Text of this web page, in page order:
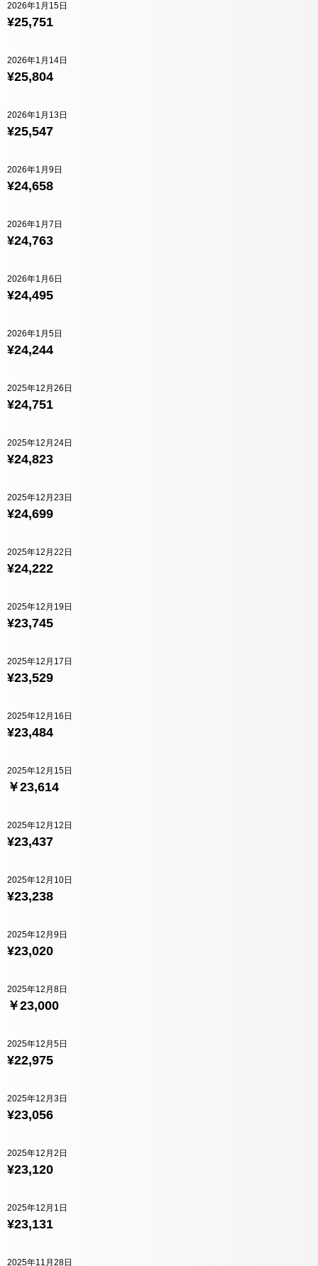
¥25,751
2026年1月15日
¥25,804
2026年1月14日
¥25,547
2026年1月13日
¥24,658
2026年1月9日
¥24,763
2026年1月7日
¥24,495
2026年1月6日
¥24,244
2026年1月5日
¥24,751
2025年12月26日
¥24,823
2025年12月24日
¥24,699
2025年12月23日
¥24,222
2025年12月22日
¥23,745
2025年12月19日
¥23,529
2025年12月17日
¥23,484
2025年12月16日
￥23,614
2025年12月15日
¥23,437
2025年12月12日
¥23,238
2025年12月10日
¥23,020
2025年12月9日
￥23,000
2025年12月8日
¥22,975
2025年12月5日
¥23,056
2025年12月3日
¥23,120
2025年12月2日
¥23,131
2025年12月1日
2025年11月28日